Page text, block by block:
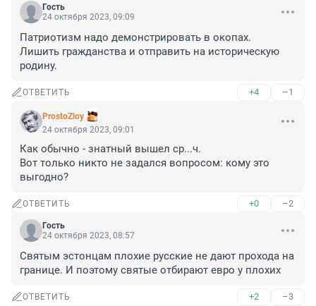
Гость
24 октября 2023, 09:09
Патриотизм надо демонстрировать в окопах.
Лишить гражданства и отправить на историческую
родину.
ОТВЕТИТЬ +4 –1
ProstoZloy
24 октября 2023, 09:01
Как обычно - знатный вышел ср...ч.
Вот только никто не задался вопросом: кому это
выгодно?
ОТВЕТИТЬ +0 –2
Гость
24 октября 2023, 08:57
Святым эстонцам плохие русские не дают прохода на
границе. И поэтому святые отбирают евро у плохих
ОТВЕТИТЬ +2 –3